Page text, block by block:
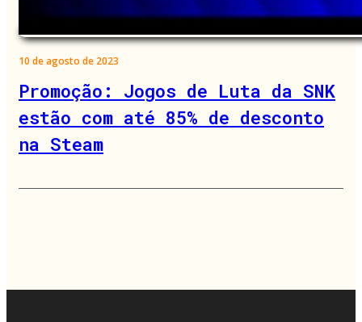
10 de agosto de 2023
Promoção: Jogos de Luta da SNK
estão com até 85% de desconto
na Steam